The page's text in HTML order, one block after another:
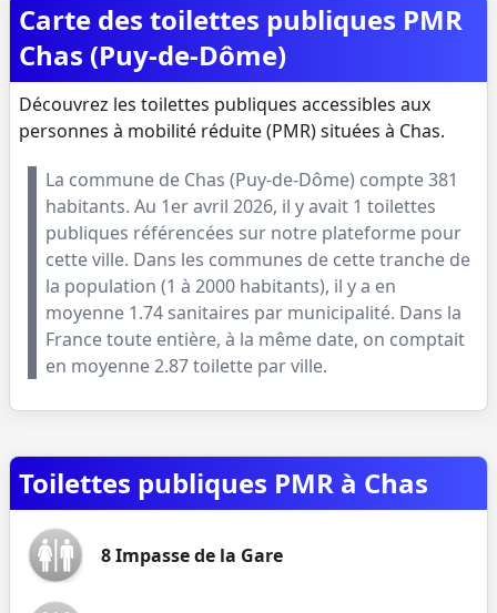
Carte des toilettes publiques PMR
Chas (Puy-de-Dôme)
Découvrez les toilettes publiques accessibles aux
personnes à mobilité réduite (PMR) situées à Chas.
La commune de Chas (Puy-de-Dôme) compte381
habitants. Au 1er avril 2026, il y avait 1 toilettes
publiques référencées sur notre plateforme pour
cette ville. Dans les communes de cette tranche de
la population (1 à 2000 habitants), il y a en
moyenne 1.74 sanitaires par municipalité. Dans la
France toute entière, à la même date, on comptait
en moyenne2.87toilette par ville.
Toilettes publiques PMR à Chas
8 Impasse de la Gare